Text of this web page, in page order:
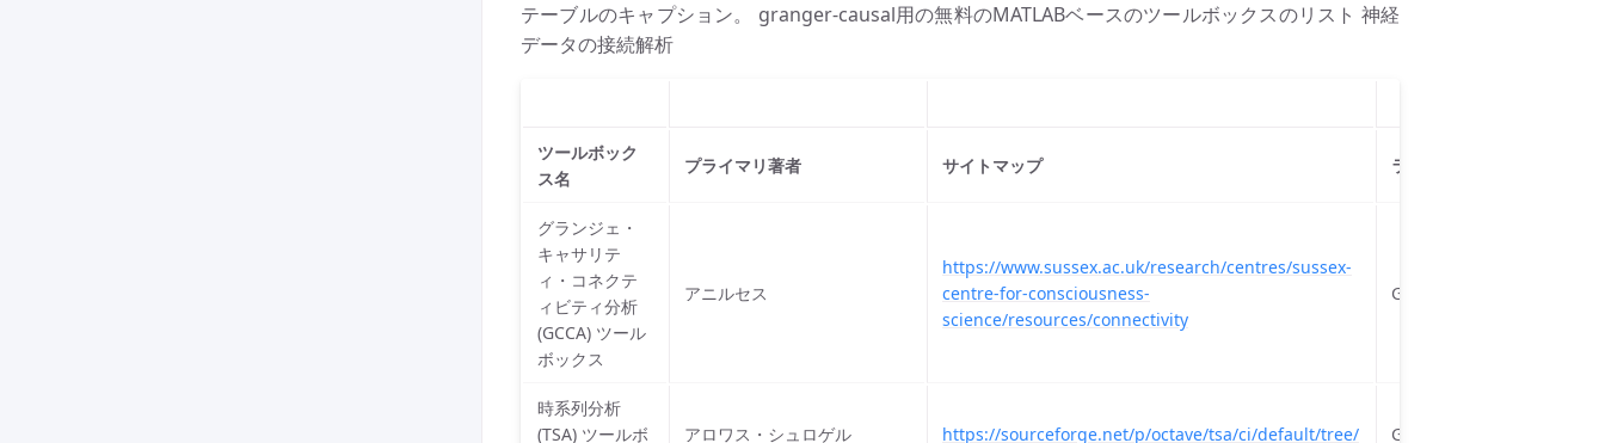
テーブルのキャプション。 granger-causal用の無料のMATLABベースのツールボックスのリスト 神経
データの接続解析
ツールボック
ス名
プライマリ著者 サイトマップ ライセンス
グランジェ・
キャサリテ
ィ・コネクテ
ィビティ分析
(GCCA) ツール
ボックス
アニルセス
https://www.sussex.ac.uk/research/centres/sussex-
centre-for-consciousness-
science/resources/connectivity
GPL 3
時系列分析
(TSA) ツールボ
アロワス・シュロゲル https://sourceforge.net/p/octave/tsa/ci/default/tree/ GPL2